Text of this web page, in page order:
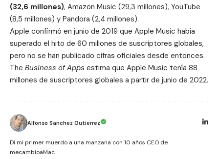
(32,6 millones), Amazon Music (29,3 millones), YouTube
(8,5 millones) y Pandora (2,4 millones).
Apple confirmó en junio de 2019 que Apple Music había
superado el hito de 60 millones de suscriptores globales,
pero no se han publicado cifras oficiales desde entonces.
The Business of Apps estima que Apple Music tenía 88
millones de suscriptores globales a partir de junio de 2022.
Alfonso Sanchez Gutierrez
Dí mi primer muerdo a una manzana con 10 años CEO de
mecambioaMac